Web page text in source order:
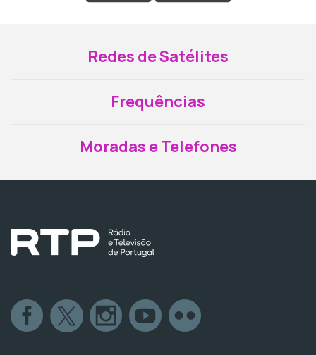
Redes de Satélites
Frequências
Moradas e Telefones